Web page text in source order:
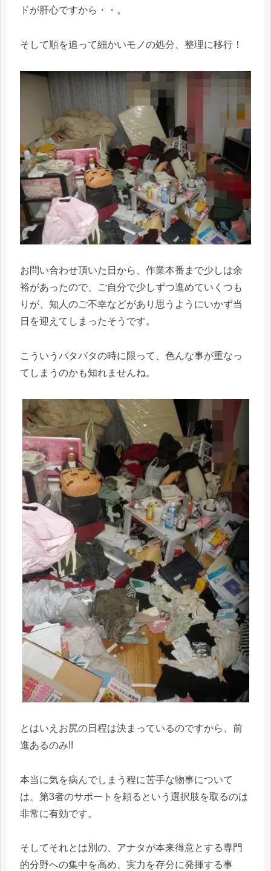
ドが肝心ですから・・。
そして順を追って細かいモノの処分、整理に移行！
お問い合わせ頂いた日から、作業本番まで少しは余
裕があったので、ご自分で少しずつ進めていくつも
りが、知人のご不幸などがあり思うようにいかず当
日を迎えてしまったそうです。
こういうバタバタの時に限って、色んな事が重なっ
てしまうのかも知れませんね。
とはいえお尻の日程は決まっているのですから、前
進あるのみ!!
本当に気を病んでしまう程に苦手な物事について
は、第3者のサポートを頼るという選択肢を取るのは
非常に有効です。
そしてそれとは別の、アナタが本来得意とする専門
的分野への集中を高め、実力を存分に発揮する事